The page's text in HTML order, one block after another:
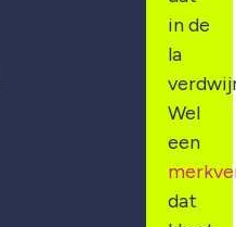
in de
la
Wel
een
dat